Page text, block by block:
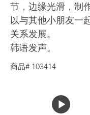
节，边缘光滑，制
以与其他小朋友一
关系发展。
韩语发声。
商品# 103414